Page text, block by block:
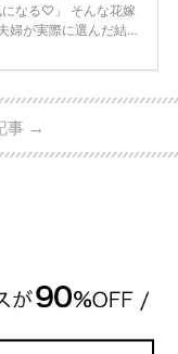
なる♡」 そんな花嫁
婦が実際に選んだ結婚
ティファニーなど世界
くご紹介。 さらに、
ングの特徴や魅力 ・
事 →